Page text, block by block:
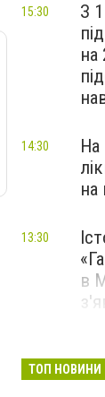
З
на
15:30
На
на
14:30
в
13:30
ТОП НОВИНИ